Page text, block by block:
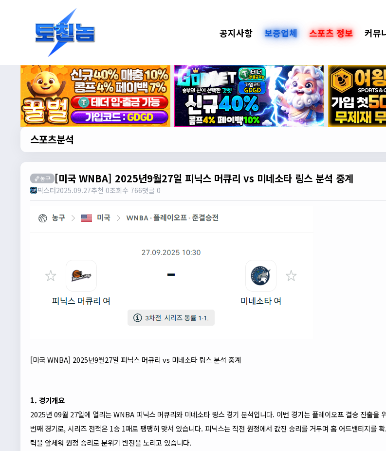
공지사항 보증업체 스포츠 정보 커뮤
스포츠분석
🏀농구 [미국 WNBA] 2025년9월27일 피닉스 머큐리 vs 미네소타 링스 분석 중계
픽스터2025.09.27추천 0조회수 766댓글 0
[미국 WNBA] 2025년9월27일 피닉스 머큐리 vs 미네소타 링스 분석 중계
1. 경기개요
2025년 09월 27일에 열리는 WNBA 피닉스 머큐리와 미네소타링스 경기 분석입니다. 이번 경기는 플레이오프 결승 진출을
번째 경기로, 시리즈 전적은 1승 1패로 팽팽히 맞서 있습니다. 피닉스는 직전 원정에서 값진 승리를 거두며 홈 어드밴티지를
력을 앞세워 원정 승리로 분위기 반전을 노리고 있습니다.